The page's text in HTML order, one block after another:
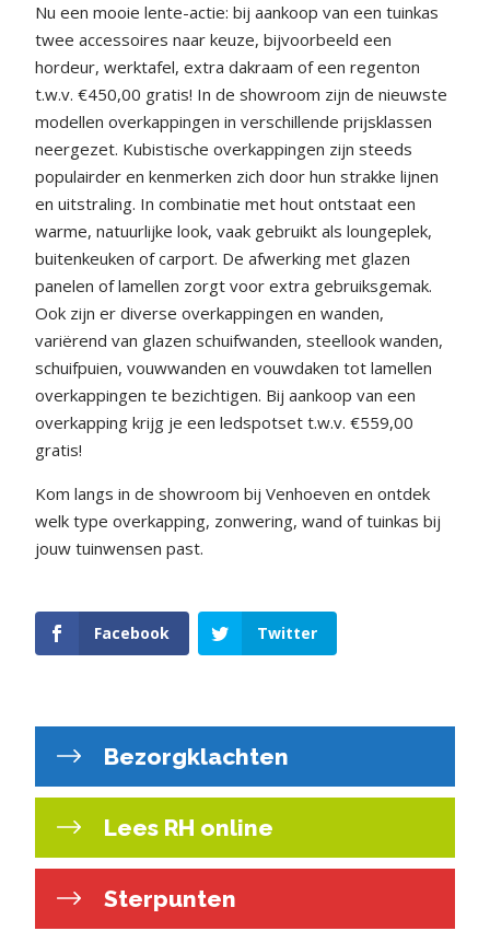
Nu een mooie lente-actie: bij aankoop van een tuinkas
twee accessoires naar keuze, bijvoorbeeld een
hordeur, werktafel, extra dakraam of een regenton
t.w.v. €450,00 gratis! In de showroom zijn de nieuwste
modellen overkappingen in verschillende prijsklassen
neergezet. Kubistische overkappingen zijn steeds
populairder en kenmerken zich door hun strakke lijnen
en uitstraling. In combinatie met hout ontstaat een
warme, natuurlijke look, vaak gebruikt als loungeplek,
buitenkeuken of carport. De afwerking met glazen
panelen of lamellen zorgt voor extra gebruiksgemak.
Ook zijn er diverse overkappingen en wanden,
variërend van glazen schuifwanden, steellook wanden,
schuifpuien, vouwwanden en vouwdaken tot lamellen
overkappingen te bezichtigen. Bij aankoop van een
overkapping krijg je een ledspotset t.w.v. €559,00
gratis!
Kom langs in de showroom bij Venhoeven en ontdek
welk type overkapping, zonwering, wand of tuinkas bij
jouw tuinwensen past.
Facebook Twitter
Bezorgklachten
Lees RH online
Sterpunten